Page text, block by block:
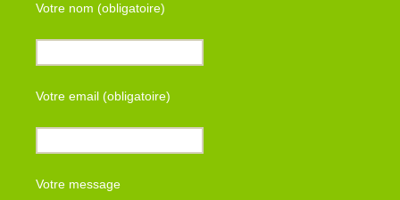
Votre nom (obligatoire)
Votre email (obligatoire)
Votre message